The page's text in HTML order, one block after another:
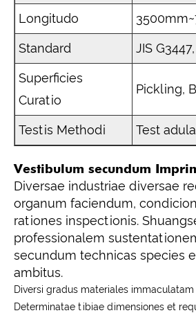
Longitudo
Standard JIS
Superficies
Curatio
Pickling,
Testis Methodi Test
Vestibulum secundum
Diversae industriae diversae
organum faciendum,
rationes inspectionis.
professionalem
secundum technicas species
ambitus.
Diversi gradus materiales
Determinatae tibiae dimensiones et